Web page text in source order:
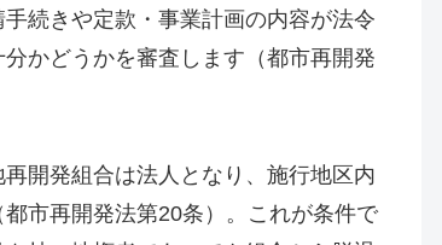
続きや定款・事業計画の内容が法令
かどうかを審査します（都市再開発
開発組合は法人となり、施行地区内
市再開発法第20条）。これが条件で